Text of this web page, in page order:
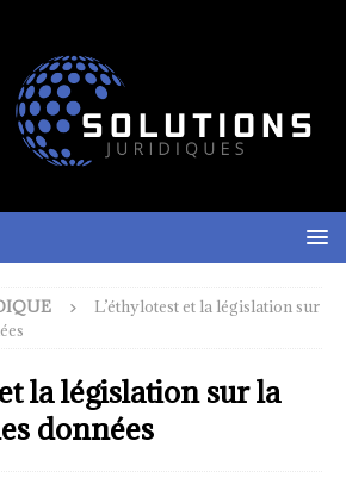
L’éthylotest et la législation sur
la législation sur la
données